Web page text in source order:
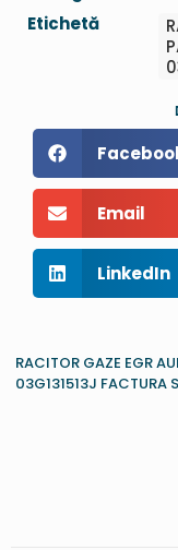
Etichetă
Email
LinkedIn
RACITOR GAZE EGR
03G131513J FACTURA